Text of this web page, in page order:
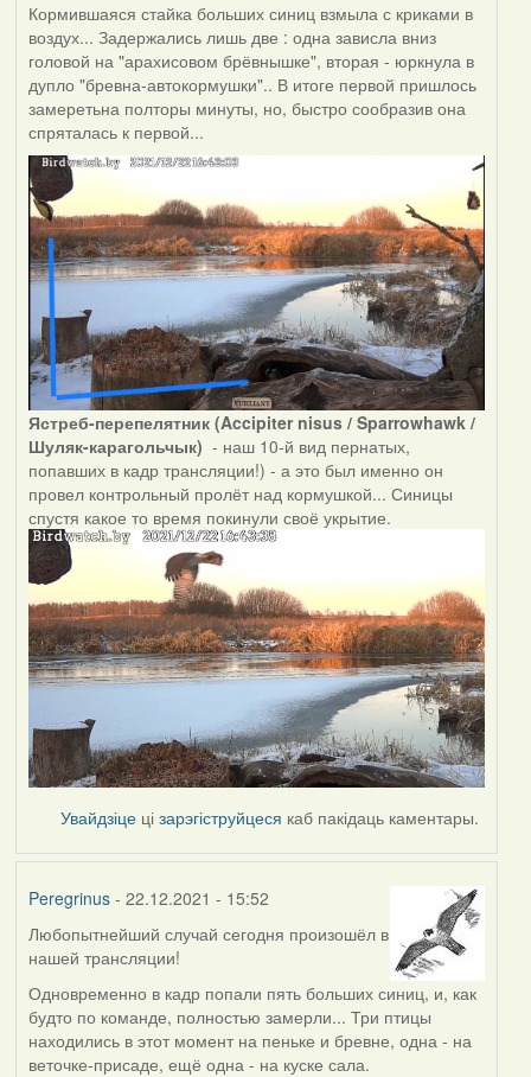
Кормившаяся стайка больших синиц взмыла с криками в
воздух... Задержались лишь две : одна зависла вниз
головой на "арахисовом брёвнышке", вторая - юркнула в
дупло "бревна-автокормушки".. В итоге первой пришлось
замеретьна полторы минуты, но, быстро сообразив она
спряталась к первой...
Ястреб-перепелятник (Accipiter nisus / Sparrowhawk /
Шуляк-карагольчык) - наш 10-й вид пернатых,
попавших в кадр трансляции!) - а это был именно он
провел контрольный пролёт над кормушкой... Синицы
спустя какое то время покинули своё укрытие.
Увайдзіце цізарэгіструйцеся каб пакідаць каментары.
Peregrinus- 22.12.2021 - 15:52
Любопытнейший случай сегодня произошёл в
нашей трансляции!
Одновременно в кадр попали пять больших синиц, и, как
будто по команде, полностью замерли... Три птицы
находились в этот момент на пеньке и бревне, одна - на
веточке-присаде, ещё одна - на куске сала.